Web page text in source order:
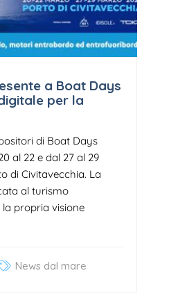
a Boat Days
per la
di Boat Days
al 22 e dal 27 al 29
di Civitavecchia. La
al turismo
propria visione
News dal mare